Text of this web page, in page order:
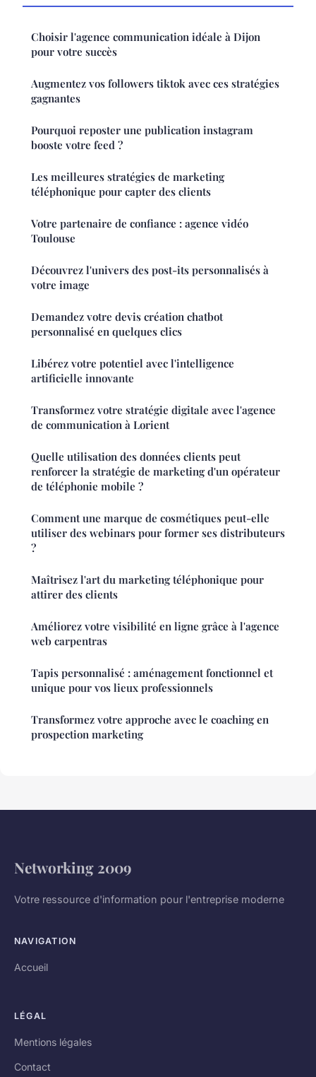
Choisir l'agence communication idéale à Dijon
pour votre succès
Augmentez vos followers tiktok avec ces stratégies
gagnantes
Pourquoi reposter une publication instagram
booste votre feed ?
Les meilleures stratégies de marketing
téléphonique pour capter des clients
Votre partenaire de confiance : agence vidéo
Toulouse
Découvrez l'univers des post-its personnalisés à
votre image
Demandez votre devis création chatbot
personnalisé en quelques clics
Libérez votre potentiel avec l'intelligence
artificielle innovante
Transformez votre stratégie digitale avec l'agence
de communication à Lorient
Quelle utilisation des données clients peut
renforcer la stratégie de marketing d'un opérateur
de téléphonie mobile ?
Comment une marque de cosmétiques peut-elle
utiliser des webinars pour former ses distributeurs
?
Maîtrisez l'art du marketing téléphonique pour
attirer des clients
Améliorez votre visibilité en ligne grâce à l'agence
web carpentras
Tapis personnalisé : aménagement fonctionnel et
unique pour vos lieux professionnels
Transformez votre approche avec le coaching en
prospection marketing
Networking 2009
Votre ressource d'information pour l'entreprise moderne
NAVIGATION
Accueil
LÉGAL
Mentions légales
Contact